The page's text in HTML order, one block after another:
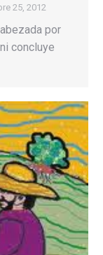
25, 2012
por
concluye